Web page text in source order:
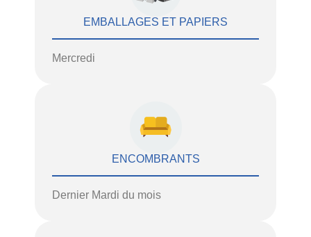
EMBALLAGES ET PAPIERS
Mercredi
ENCOMBRANTS
Dernier Mardi du mois